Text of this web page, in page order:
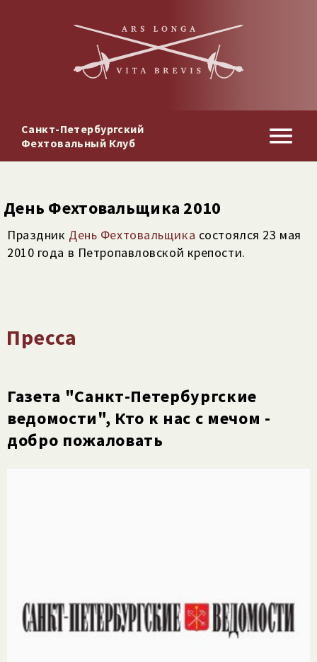
Санкт-Петербургский
Фехтовальный Клуб
День Фехтовальщика 2010
Праздник День Фехтовальщика состоялся 23 мая
2010 года в Петропавловской крепости.
Пресса
Газета "Санкт-Петербургские
ведомости", Кто к нас с мечом -
добро пожаловать